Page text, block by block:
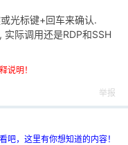
光标键+回车来确认.
际调用还是RDP和SSH
说明！
举报
吧，这里有你想知道的内容！